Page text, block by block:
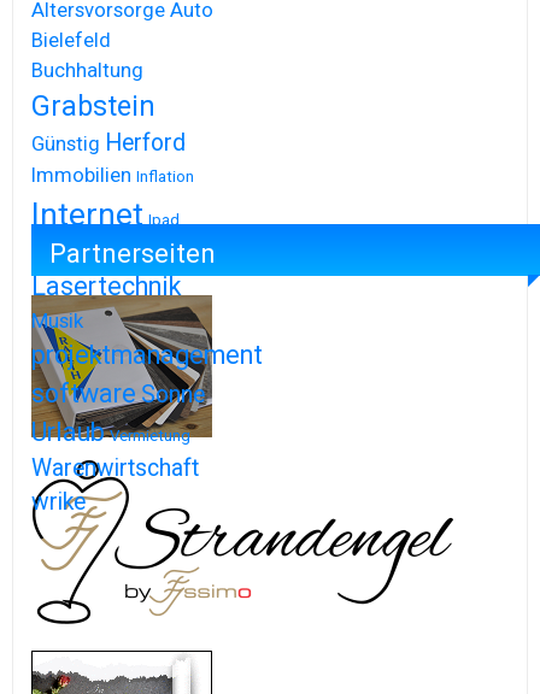
Altersvorsorge Auto
Bielefeld
Buchhaltung
Grabstein
Günstig Herford
Immobilien Inflation
Internet Ipad
Iphone
Lasertechnik
Musik
projektmanagement
softwareSonne
Urlaub Vermietung
Warenwirtschaft
wrike
Partnerseiten